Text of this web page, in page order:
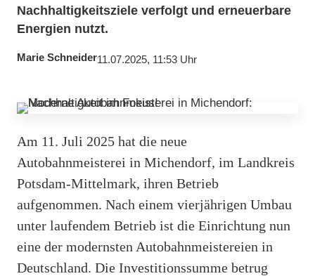
Nachhaltigkeitsziele verfolgt und erneuerbare
Energien nutzt.
Marie Schneider11.07.2025, 11:53 Uhr
Am 11. Juli 2025 hat die neue
Autobahnmeisterei in Michendorf, im Landkreis
Potsdam-Mittelmark, ihren Betrieb
aufgenommen. Nach einem vierjährigen Umbau
unter laufendem Betrieb ist die Einrichtung nun
eine der modernsten Autobahnmeistereien in
Deutschland. Die Investitionssumme betrug